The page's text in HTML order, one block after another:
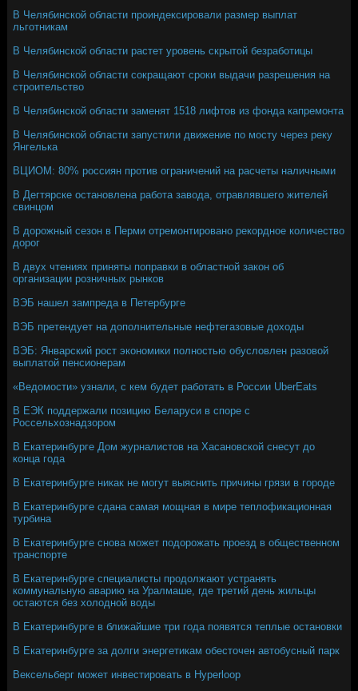
В Челябинской области проиндексировали размер выплат
льготникам
В Челябинской области растет уровень скрытой безработицы
В Челябинской области сокращают сроки выдачи разрешения на
строительство
В Челябинской области заменят 1518 лифтов из фонда капремонта
В Челябинской области запустили движение по мосту через реку
Янгелька
ВЦИОМ: 80% россиян против ограничений на расчеты наличными
В Дегтярске остановлена работа завода, отравлявшего жителей
свинцом
В дорожный сезон в Перми отремонтировано рекордное количество
дорог
В двух чтениях приняты поправки в областной закон об
организации розничных рынков
ВЭБ нашел зампреда в Петербурге
ВЭБ претендует на дополнительные нефтегазовые доходы
ВЭБ: Январский рост экономики полностью обусловлен разовой
выплатой пенсионерам
«Ведомости» узнали, с кем будет работать в России UberEats
В ЕЭК поддержали позицию Беларуси в споре с
Россельхознадзором
В Екатеринбурге Дом журналистов на Хасановской снесут до
конца года
В Екатеринбурге никак не могут выяснить причины грязи в городе
В Екатеринбурге сдана самая мощная в мире теплофикационная
турбина
В Екатеринбурге снова может подорожать проезд в общественном
транспорте
В Екатеринбурге специалисты продолжают устранять
коммунальную аварию на Уралмаше, где третий день жильцы
остаются без холодной воды
В Екатеринбурге в ближайшие три года появятся теплые остановки
В Екатеринбурге за долги энергетикам обесточен автобусный парк
Вексельберг может инвестировать в Hyperloop